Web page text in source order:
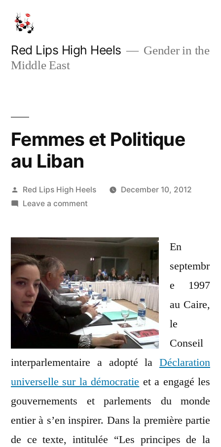
content
Red Lips High Heels
Gender in the
Middle East
Femmes et Politique
au Liban
Posted
by
Red Lips High Heels
December 10, 2012
Leave a commenton
Politique
au
Liban
En
septembr
e 1997
au Caire,
le
Conseil
interparlementaire a adopté la Déclaration
universelle sur la démocratie et a engagé les
gouvernements et parlements du monde
entier à s’en inspirer. Dans la première partie
de ce texte, intitulée “Les principes de la